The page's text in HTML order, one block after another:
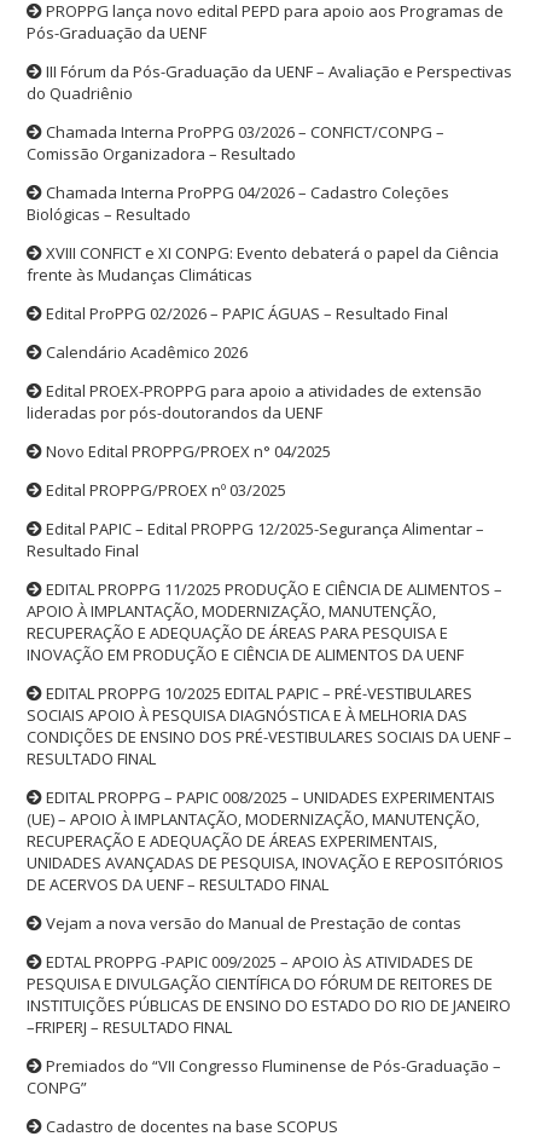
PROPPG lança novo edital PEPD para apoio aos Programas de
Pós-Graduação da UENF
III Fórum da Pós-Graduação da UENF – Avaliação e Perspectivas
do Quadriênio
Chamada Interna ProPPG 03/2026 – CONFICT/CONPG –
Comissão Organizadora – Resultado
Chamada Interna ProPPG 04/2026 – Cadastro Coleções
Biológicas – Resultado
XVIII CONFICT e XI CONPG: Evento debaterá o papel da Ciência
frente às Mudanças Climáticas
Edital ProPPG 02/2026 – PAPIC ÁGUAS – Resultado Final
Calendário Acadêmico 2026
Edital PROEX-PROPPG para apoio a atividades de extensão
lideradas por pós-doutorandos da UENF
Novo Edital PROPPG/PROEX n° 04/2025
Edital PROPPG/PROEX nº 03/2025
Edital PAPIC – Edital PROPPG 12/2025-Segurança Alimentar –
Resultado Final
EDITAL PROPPG 11/2025 PRODUÇÃO E CIÊNCIA DE ALIMENTOS –
APOIO À IMPLANTAÇÃO, MODERNIZAÇÃO, MANUTENÇÃO,
RECUPERAÇÃO E ADEQUAÇÃO DE ÁREAS PARA PESQUISA E
INOVAÇÃO EM PRODUÇÃO E CIÊNCIA DE ALIMENTOS DA UENF
EDITAL PROPPG 10/2025 EDITAL PAPIC – PRÉ-VESTIBULARES
SOCIAIS APOIO À PESQUISA DIAGNÓSTICA E À MELHORIA DAS
CONDIÇÕES DE ENSINO DOS PRÉ-VESTIBULARES SOCIAIS DA UENF –
RESULTADO FINAL
EDITAL PROPPG – PAPIC 008/2025 – UNIDADES EXPERIMENTAIS
(UE) – APOIO À IMPLANTAÇÃO, MODERNIZAÇÃO, MANUTENÇÃO,
RECUPERAÇÃO E ADEQUAÇÃO DE ÁREAS EXPERIMENTAIS,
UNIDADES AVANÇADAS DE PESQUISA, INOVAÇÃO E REPOSITÓRIOS
DE ACERVOS DA UENF – RESULTADO FINAL
Vejam a nova versão do Manual de Prestação de contas
EDTAL PROPPG -PAPIC 009/2025 – APOIO ÀS ATIVIDADES DE
PESQUISA E DIVULGAÇÃO CIENTÍFICA DO FÓRUM DE REITORES DE
INSTITUIÇÕES PÚBLICAS DE ENSINO DO ESTADO DO RIO DE JANEIRO
–FRIPERJ – RESULTADO FINAL
Premiados do “VII Congresso Fluminense de Pós-Graduação –
CONPG”
Cadastro de docentes na base SCOPUS